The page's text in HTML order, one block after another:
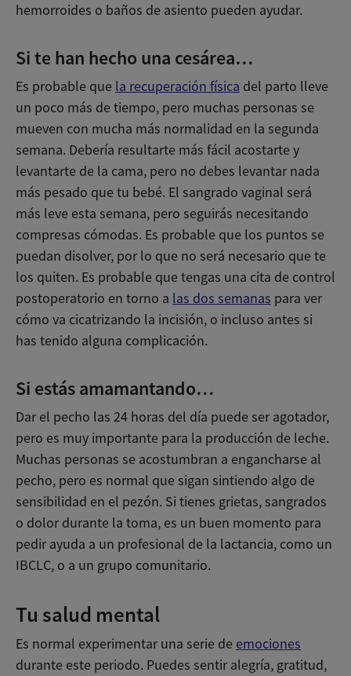
hemorroides o baños de asiento pueden ayudar.
Si te han hecho una cesárea…
Es probable que la recuperación física del parto lleve
un poco más de tiempo, pero muchas personas se
mueven con mucha más normalidad en la segunda
semana. Debería resultarte más fácil acostarte y
levantarte de la cama, pero no debes levantar nada
más pesado que tu bebé. El sangrado vaginal será
más leve esta semana, pero seguirás necesitando
compresas cómodas. Es probable que los puntos se
puedan disolver, por lo que no será necesario que te
los quiten. Es probable que tengas una cita de control
postoperatorio en torno a las dos semanas para ver
cómo va cicatrizando la incisión, o incluso antes si
has tenido alguna complicación.
Si estás amamantando…
Dar el pecho las 24 horas del día puede ser agotador,
pero es muy importante para la producción de leche.
Muchas personas se acostumbran a engancharse al
pecho, pero es normal que sigan sintiendo algo de
sensibilidad en el pezón. Si tienes grietas, sangrados
o dolor durante la toma, es un buen momento para
pedir ayuda a un profesional de la lactancia, como un
IBCLC, o a un grupo comunitario.
Tu salud mental
Es normal experimentar una serie de emociones
durante este periodo. Puedes sentir alegría, gratitud,